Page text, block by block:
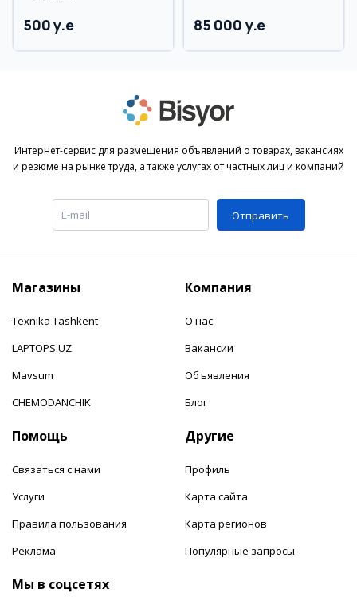
500 y.e 85 000 y.e
Интернет-сервис для размещения объявлений о товарах, вакансиях
и резюме на рынке труда, а также услугах от частных лиц и компаний
Отправить
Магазины
Texnika Tashkent
LAPTOPS.UZ
Mavsum
CHEMODANCHIK
Компания
О нас
Вакансии
Объявления
Блог
Помощь
Связаться с нами
Услуги
Правила пользования
Реклама
Другие
Профиль
Карта сайта
Карта регионов
Популярные запросы
Мы в соцсетях